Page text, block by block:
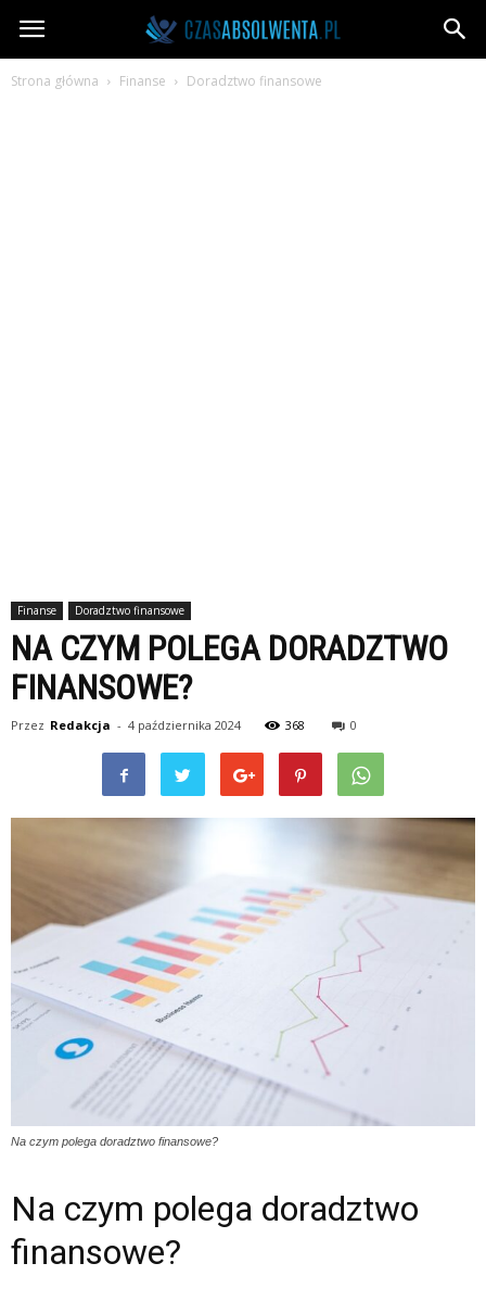
CzasAbsolwenta.pl
Strona główna Finanse Doradztwo finansowe
Finanse Doradztwo finansowe
NA CZYM POLEGA DORADZTWO
FINANSOWE?
Przez Redakcja - 4 października 2024 368 0
Na czym polega doradztwo finansowe?
Na czym polega doradztwo
finansowe?